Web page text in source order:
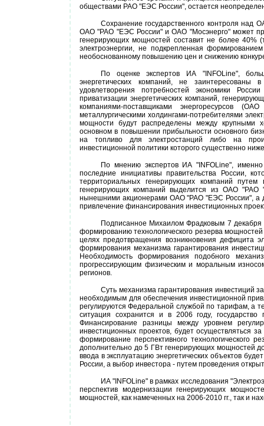
обществами РАО "ЕЭС России", остается
Сохранение государственного контроля над
ОАО "РАО "ЕЭС России" и ОАО "Мосэнерго" может
генерирующих мощностей составит не более 40%
электроэнергии, не подкрепленная
необоснованному повышению цен и снижению
По оценке экспертов ИА "INFOLine",
энергетических компаний, не
удовлетворения потребностей экономики
приватизации энергетических компаний,
компаниями-поставщиками
металлургическими холдингами-потребителями
мощности будут распределены между крупными
основном в повышении прибыльности основного
на топливо для электростанций либо на
инвестиционной политики которого существенно
По мнению экспертов ИА "INFOLine",
последние инициативы правительства России,
территориальных генерирующих компаний
генерирующих компаний выделится из ОАО
нынешними акционерами ОАО "РАО "ЕЭС России", а
привлечение финансирования инвестиционных
Подписанное Михаилом Фрадковым 7 декабря
формированию технологического резерва
целях предотвращения возникновения дефицита
формирования механизма гарантирования
Необходимость формирования подобного
прогрессирующим физическим и моральным
регионов.
Суть механизма гарантирования инвестиций
необходимым для обеспечения инвестиционной
регулируются Федеральной службой по тарифам, а
ситуация сохранится и в 2006 году,
Финансирование разницы между уровнем
инвестиционных проектов, будет осуществляться
формирование перспективного технологического
дополнительно до 5 ГВт генерирующих мощностей
ввода в эксплуатацию энергетических объектов
России, а выбор инвестора - путем проведения
ИА "INFOLine" в рамках исследования
перспектив модернизации генерирующих
мощностей, как намеченных на 2006-2010 гг., так и